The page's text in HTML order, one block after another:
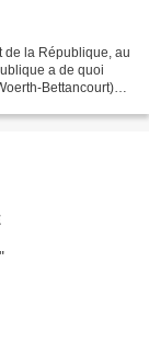
de la République, au
a de quoi
Bettancourt)